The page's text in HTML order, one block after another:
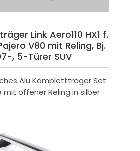
Link Aero110 HX1 f.
V80 mit Reling, Bj.
, 5-Türer SUV
Alu Komplettträger Set
mit offener Reling in silber